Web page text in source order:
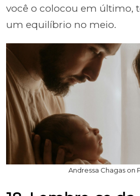
você o colocou em último,
um equilíbrio no meio.
Andressa Chagas on